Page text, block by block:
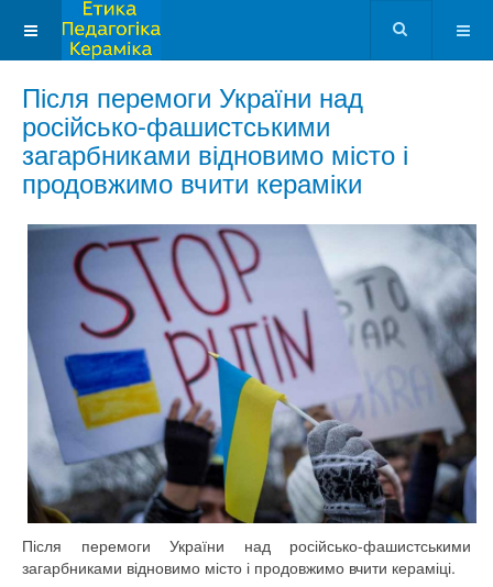
Після перемоги України над
російсько-фашистськими
загарбниками відновимо місто і
продовжимо вчити кераміки
Після перемоги України над російсько-фашистськими
загарбниками відновимо місто і продовжимо вчити кераміці.